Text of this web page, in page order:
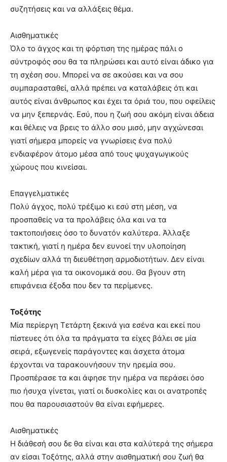
συζητήσεις και να αλλάξεις θέμα.
Αισθηματικές
Όλο το άγχος και τη φόρτιση της ημέρας πάλι ο
σύντροφός σου θα τα πληρώσει και αυτό είναι άδικο για
τη σχέση σου. Μπορεί να σε ακούσει και να σου
συμπαρασταθεί, αλλά πρέπει να καταλάβεις ότι και
αυτός είναι άνθρωπος και έχει τα όριά του, που οφείλεις
να μην ξεπερνάς. Εσύ, που η ζωή σου ακόμη είναι άδεια
και θέλεις να βρεις το άλλο σου μισό, μην αγχώνεσαι
γιατί σήμερα μπορείς να γνωρίσεις ένα πολύ
ενδιαφέρον άτομο μέσα από τους ψυχαγωγικούς
χώρους που κινείσαι.
Επαγγελματικές
Πολύ άγχος, πολύ τρέξιμο κι εσύ στη μέση, να
προσπαθείς να τα προλάβεις όλα και να τα
τακτοποιήσεις όσο το δυνατόν καλύτερα. Άλλαξε
τακτική, γιατί η ημέρα δεν ευνοεί την υλοποίηση
σχεδίων αλλά τη διευθέτηση αρμοδιοτήτων. Δεν είναι
καλή μέρα για τα οικονομικά σου. Θα βγουν στη
επιφάνεια έξοδα που δεν τα περίμενες.
Τοξότης
Μία περίεργη Τετάρτη ξεκινά για εσένα και εκεί που
πίστευες ότι όλα τα πράγματα τα είχες βάλει σε μία
σειρά, εξωγενείς παράγοντες και άσχετα άτομα
έρχονται να ταρακουνήσουν την ηρεμία σου.
Προσπέρασε τα και άφησε την ημέρα να περάσει όσο
πιο ήσυχα γίνεται, γιατί οι δυσκολίες και οι ανατροπές
που θα παρουσιαστούν θα είναι εφήμερες.
Αισθηματικές
Η διάθεσή σου δε θα είναι και στα καλύτερά της σήμερα
αν είσαι Τοξότης, αλλά στην αισθηματική σου ζωή θα